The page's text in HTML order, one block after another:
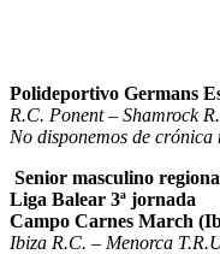
Polideportivo Germans
R.C. Ponent – Shamrock
No disponemos de crónica
Senior masculino
Liga Balear 3ª jornada
Campo Carnes March
Ibiza R.C. – Menorca